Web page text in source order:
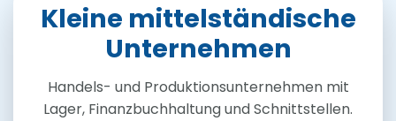
Kleine mittelständische
Unternehmen
Handels- und Produktionsunternehmen mit
Lager, Finanzbuchhaltung und Schnittstellen.